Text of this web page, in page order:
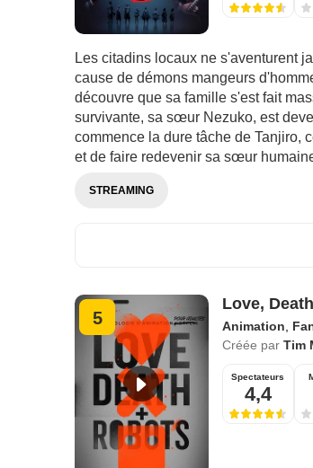
Les citadins locaux ne s'aventurent
cause de démons mangeurs
découvre que sa famille s'est fait
survivante, sa sœur Nezuko, est
commence la dure tâche de Tanjiro,
et de faire redevenir sa sœur
STREAMING
5
Love,
Animation,
Créée par Tim
Spectateurs
4,4